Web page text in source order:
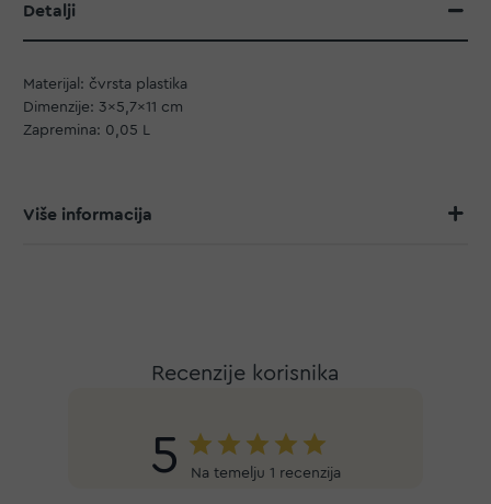
Detalji
Materijal: čvrsta plastika
Dimenzije: 3x5,7x11 cm
Zapremina: 0,05 L
Više informacija
Recenzije korisnika
5 Na temelju 1 recenzija